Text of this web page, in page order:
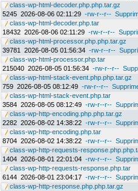
class-wp-html-decoder.php.php.tar.gz
5245 2026-08-06 02:11:29 -rw-r--r--
class-wp-html-decoder.php.tar
18432 2026-08-06 02:11:29 -rw-r--r--
class-wp-html-processor.php.php.tar.gz
39781
2026-08-05 01:56:34 -rw-r--r--
class-wp-html-processor.php.tar
215040 2026-08-05 01:56:34 -rw-r--r--
class-wp-html-stack-event.php.php.tar.gz
759 2026-08-05 08:12:49 -rw-r--r--
class-wp-html-stack-event.php.tar
3584 2026-08-05 08:12:49 -rw-r--r--
class-wp-http-encoding.php.php.tar.gz
2282 2026-08-02 14:38:22 -rw-r--r--
class-wp-http-encoding.php.tar
8704 2026-08-02 14:38:22 -rw-r--r--
class-wp-http-requests-
1404 2026-08-01 22:01:04 -rw-r--r--
class-wp-http-requests-response.php.tar
6144 2026-08-01 23:04:17 -rw-r--r--
class-wp-http-response.php.php.tar.gz